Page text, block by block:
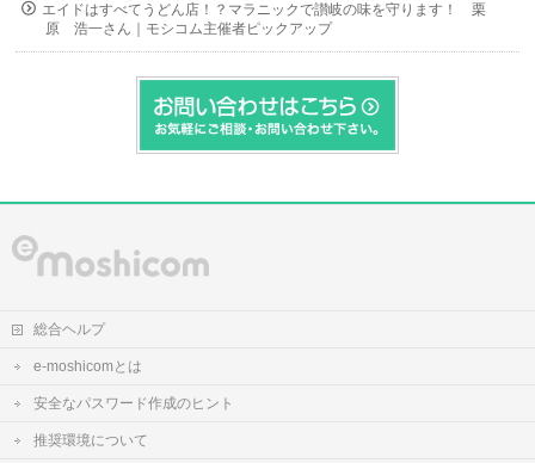
エイドはすべてうどん店！？マラニックで讃岐の味を守ります！ 栗
原 浩一さん｜モシコム主催者ピックアップ
総合ヘルプ
e-moshicomとは
安全なパスワード作成のヒント
推奨環境について